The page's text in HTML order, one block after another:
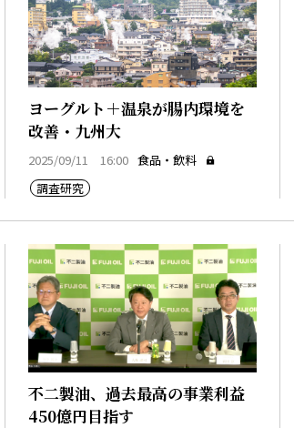
ヨーグルト＋温泉が腸内環境を
改善・九州大
2025/09/11 16:00 食品・飲料
調査研究
不二製油、過去最高の事業利益
450億円目指す